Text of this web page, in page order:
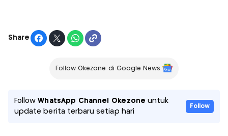
Share
Follow Okezone di Google News
FollowWhatsApp Channel Okezone untuk
update berita terbaru setiap hari
Follow